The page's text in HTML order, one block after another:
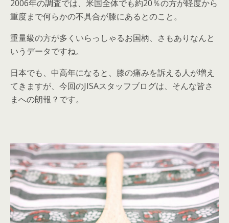
2006年の調査では、米国全体でも約20％の方が軽度から
重度まで何らかの不具合が膝にあるとのこと。
重量級の方が多くいらっしゃるお国柄、さもありなんと
いうデータですね。
日本でも、中高年になると、膝の痛みを訴える人が増え
てきますが、今回のJISAスタッフブログは、そんな皆さ
まへの朗報？です。